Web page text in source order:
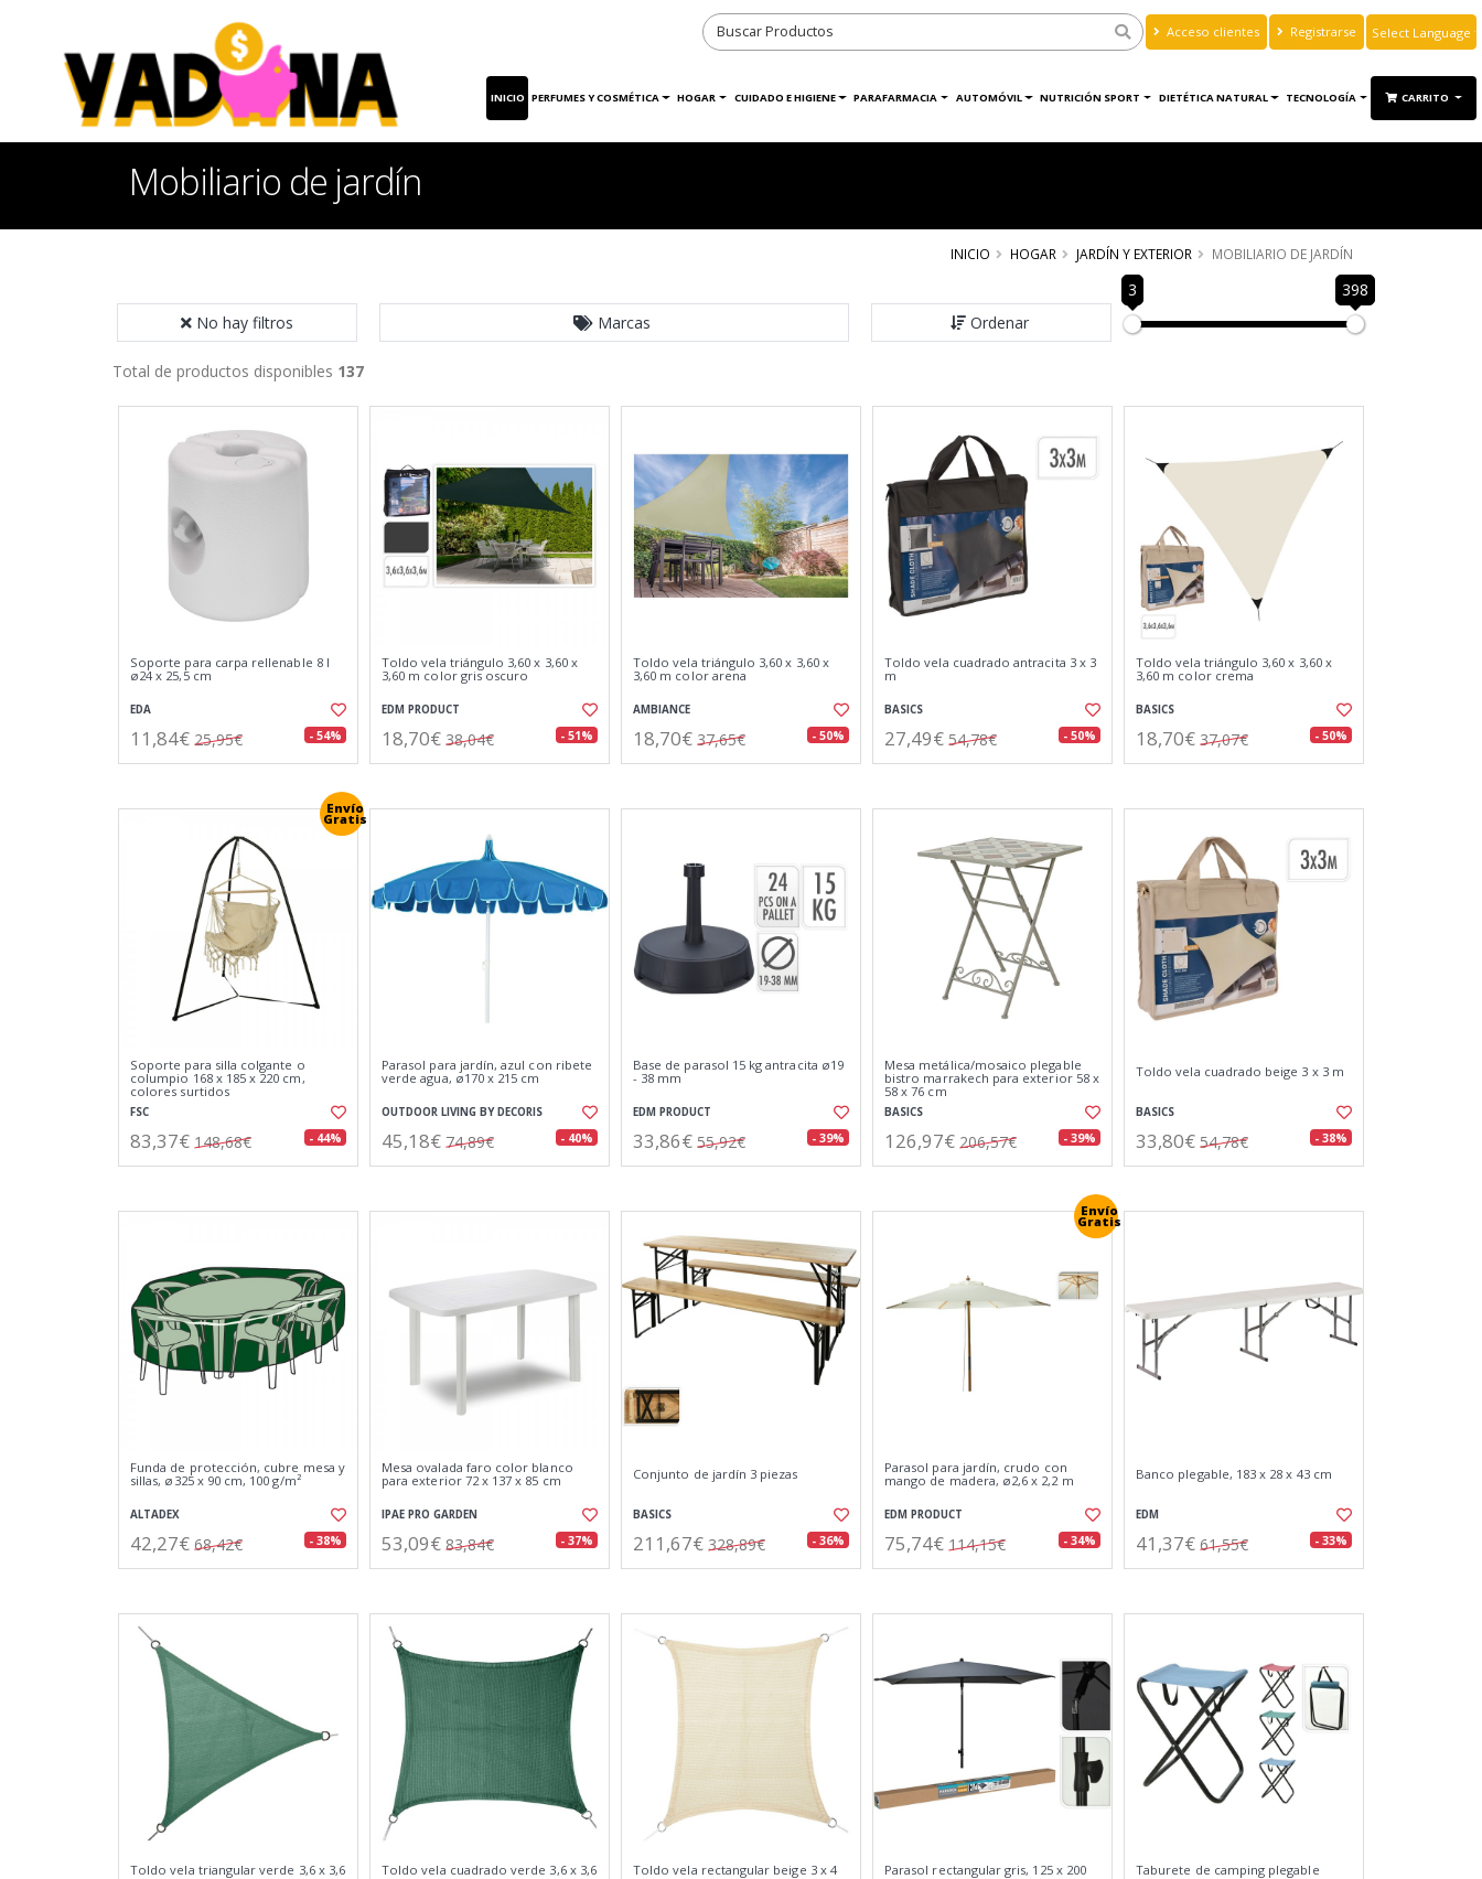
Acceso clientes Registrarse
Translate
INICIO PERFUMES Y COSMÉTICA HOGAR CUIDADO E HIGIENE PARAFARMACIA AUTOMÓVIL NUTRICIÓN SPORT DIETÉTICA NATURAL TECNOLOGÍA CARRITO
Mobiliario de jardín
INICIO HOGAR JARDÍN Y EXTERIOR MOBILIARIO DE JARDÍN
No hay filtros Marcas Ordenar
3 398
Total de productos disponibles 137
Soporte para carpa rellenable 8 l
ø24 x 25,5 cm
EDA
11,84€ 25,95€ - 54%
Toldo vela triángulo 3,60 x 3,60 x
3,60 m color gris oscuro
EDM PRODUCT
18,70€ 38,04€ - 51%
Toldo vela triángulo 3,60 x 3,60 x
3,60 m color arena
AMBIANCE
18,70€ 37,65€ - 50%
Toldo vela cuadrado antracita 3 x 3
m
BASICS
27,49€ 54,78€ - 50%
Toldo vela triángulo 3,60 x 3,60 x
3,60 m color crema
BASICS
18,70€ 37,07€ - 50%
Envío
Gratis
Soporte para silla colgante o
columpio 168 x 185 x 220 cm,
colores surtidos
FSC
83,37€ 148,68€ - 44%
Parasol para jardín, azul con ribete
verde agua, ø170 x 215 cm
OUTDOOR LIVING BY DECORIS
45,18€ 74,89€ - 40%
Base de parasol 15 kg antracita ø19
- 38 mm
EDM PRODUCT
33,86€ 55,92€ - 39%
Mesa metálica/mosaico plegable
bistro marrakech para exterior 58 x
58 x 76 cm
BASICS
126,97€ 206,57€ - 39%
Toldo vela cuadrado beige 3 x 3 m
BASICS
33,80€ 54,78€ - 38%
Funda de protección, cubre mesa y
sillas, ø325 x 90 cm, 100 g/m²
ALTADEX
42,27€ 68,42€ - 38%
Mesa ovalada faro color blanco
para exterior 72 x 137 x 85 cm
IPAE PRO GARDEN
53,09€ 83,84€ - 37%
Conjunto de jardín 3 piezas
BASICS
211,67€ 328,89€ - 36%
Envío
Gratis
Parasol para jardín, crudo con
mango de madera, ø2,6 x 2,2 m
EDM PRODUCT
75,74€ 114,15€ - 34%
Banco plegable, 183 x 28 x 43 cm
EDM
41,37€ 61,55€ - 33%
Toldo vela triangular verde 3,6 x 3,6
Toldo vela cuadrado verde 3,6 x 3,6
Toldo vela rectangular beige 3 x 4
Parasol rectangular gris, 125 x 200
Taburete de camping plegable